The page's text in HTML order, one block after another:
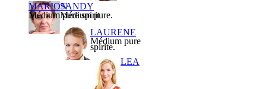
MARION
Médium pure spirit
SANDY
Médium pure.
LAURENE
Médium pure
spirite.
LEA